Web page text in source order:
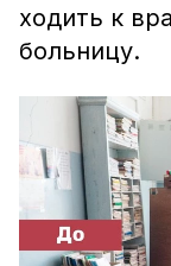
ходить к
больницу.